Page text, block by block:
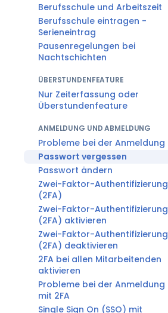
Berufsschule und Arbeitszeit
Berufsschule eintragen -
Serieneintrag
Pausenregelungen bei
Nachtschichten
ÜBERSTUNDENFEATURE
Nur Zeiterfassung oder
Überstundenfeature
ANMELDUNG UND ABMELDUNG
Probleme bei der Anmeldung
Passwort vergessen
Passwort ändern
Zwei-Faktor-Authentifizierung
(2FA)
Zwei-Faktor-Authentifizierung
(2FA) aktivieren
Zwei-Faktor-Authentifizierung
(2FA) deaktivieren
2FA bei allen Mitarbeitenden
aktivieren
Probleme bei der Anmeldung
mit 2FA
Single Sign On (SSO) mit